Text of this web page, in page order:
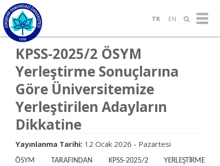
TR EN
KPSS-2025/2 ÖSYM
Yerleştirme Sonuçlarına
Göre Üniversitemize
Yerleştirilen Adayların
Dikkatine
Yayınlanma Tarihi: 12 Ocak 2026 - Pazartesi
ÖSYM TARAFINDAN KPSS-2025/2 YERLEŞTİRME